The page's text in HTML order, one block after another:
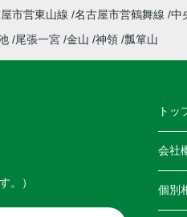
市営東山線 名古屋市営鶴舞線 中
尾張一宮 金山 神領 瓢箪山
。）
トッ
会社
個別